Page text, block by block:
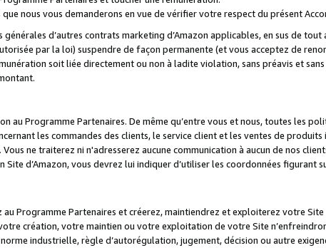
nous vous demanderons en vue de vérifier votre respect du présent
d’autres contrats marketing d’Amazon applicables, en sus de
par la loi) suspendre de façon permanente (et vous acceptez de
soit liée directement ou non à ladite violation, sans préavis et
Programme Partenaires. De même qu’entre vous et nous, toutes les
les commandes des clients, le service client et les ventes de produits
ne traiterez ni n'adresserez aucune communication à aucun de nos
d’Amazon, vous devrez lui indiquer d’utiliser les coordonnées figurant
Programme Partenaires et créerez, maintiendrez et exploiterez votre
création, votre maintien ou votre exploitation de votre Site
industrielle, règle d’autorégulation, jugement, décision ou autre